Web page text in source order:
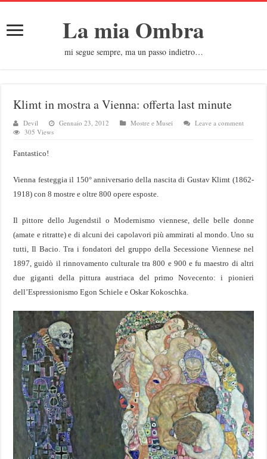
La mia Ombra
mi segue sempre, ma un passo indietro…
Klimt in mostra a Vienna: offerta last minute
Devil Gennaio 23, 2012 Mostre e Musei
Leave a comment
305 Views
Fantastico!
Vienna festeggia il 150° anniversario della nascita di Gustav Klimt (1862-
1918) con 8 mostre e oltre 800 opere esposte.
Il pittore dello Jugendstil o Modernismo viennese, delle belle donne
(amate e ritratte) e di alcuni dei capolavori più ammirati al mondo. Uno su
tutti, Il Bacio. Tra i fondatori del gruppo della Secessione Viennese nel
1897, guidò il rinnovamento culturale tra 800 e 900 e fu maestro di altri
due giganti della pittura austriaca del primo Novecento: i pionieri
dell’Espressionismo Egon Schiele e Oskar Kokoschka.